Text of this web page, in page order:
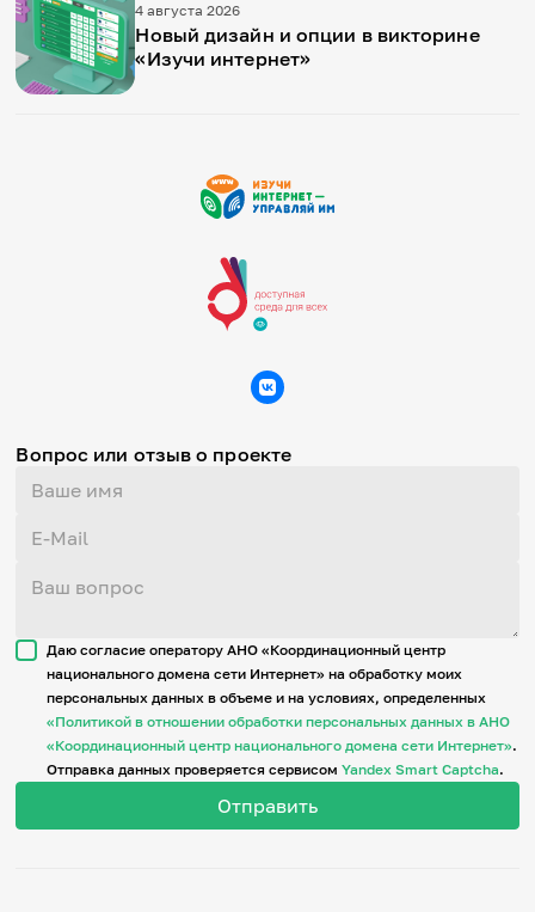
4 августа 2026
Новый дизайн и опции в викторине
«Изучи интернет»
Вопрос или отзыв о проекте
Даю согласие оператору АНО «Координационный центр
национального домена сети Интернет» на обработку моих
персональных данных в объеме и на условиях, определенных
«Политикой в отношении обработки персональных данных в АНО
«Координационный центр национального домена сети Интернет».
Отправка данных проверяется сервисомYandex Smart Captcha.